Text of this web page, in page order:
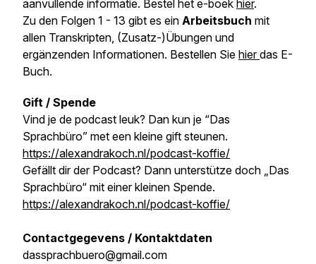
aanvullende informatie. Bestel het e-boek hier.
Zu den Folgen 1 - 13 gibt es ein Arbeitsbuch mit
allen Transkripten, (Zusatz-)Übungen und
ergänzenden Informationen. Bestellen Sie hierdas E-
Buch.
Gift / Spende
Vind je de podcast leuk? Dan kun je “Das
Sprachbüro” met een kleine gift steunen.
https://alexandrakoch.nl/podcast-koffie/
Gefällt dir der Podcast? Dann unterstütze doch „Das
Sprachbüro“ mit einer kleinen Spende.
https://alexandrakoch.nl/podcast-koffie/
Contactgegevens / Kontaktdaten
dassprachbuero@gmail.com